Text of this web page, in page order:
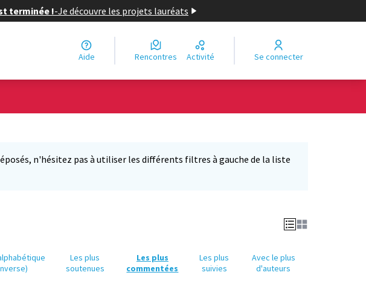
terminée !-Je découvre les projets lauréats
Aide Rencontres Activité Se connecter
7
n'hésitez pas à utiliser les différents filtres à gauche de la liste
Les plus
soutenues
Les plus
commentées
Les plus
suivies
Avec le plus
d'auteurs